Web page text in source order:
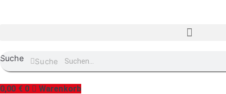
Suche Suche
0,00 € 0 Warenkorb